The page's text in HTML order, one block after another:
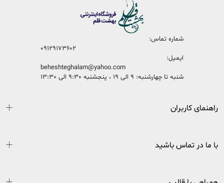
شماره تماس:
09129173602
ایمیل:
beheshteghalam@yahoo.com
شنبه تا چهارشنبه: 9 الی 19 ، پنجشنبه 9:30 الی 13:30
راهنمای کاربران
با ما در تماس باشید